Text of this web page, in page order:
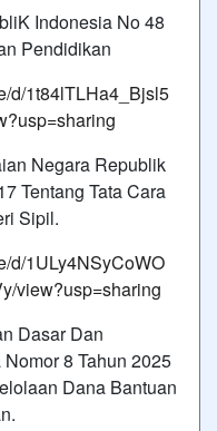
Indonesia No 48
Pendidikan
d/1t84lTLHa4_Bjsl5
Negara Republik
Tentang Tata Cara
Sipil.
d/1ULy4NSyCoWO
view?usp=sharing
Dasar Dan
8 Tahun 2025
Dana Bantuan